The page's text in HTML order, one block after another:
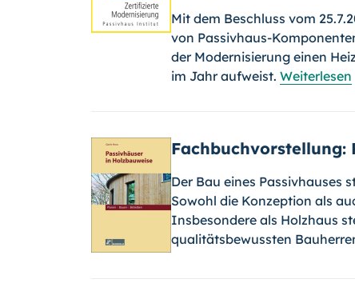
Mit dem Beschluss vom
von Passivhaus-
der Modernisierung einen
im Jahr aufweist. Weiterlesen
Fachbuchvorstellung:
Der Bau eines Passivhauses
Sowohl die Konzeption als
Insbesondere als Holzhaus
qualitätsbewussten